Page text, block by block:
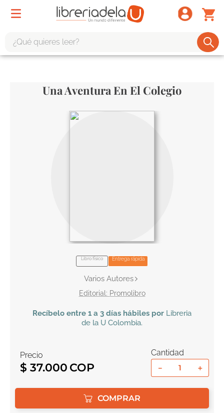
Una Aventura En El Colegio
Libro físico Entrega rápida
Varios Autores
Promolibro
Recíbelo entre 1 a 3 días hábiles por Libreria
de la U Colombia.
Precio
$ 37.000
Cantidad
＋
－
COMPRAR
harry potter
book haven